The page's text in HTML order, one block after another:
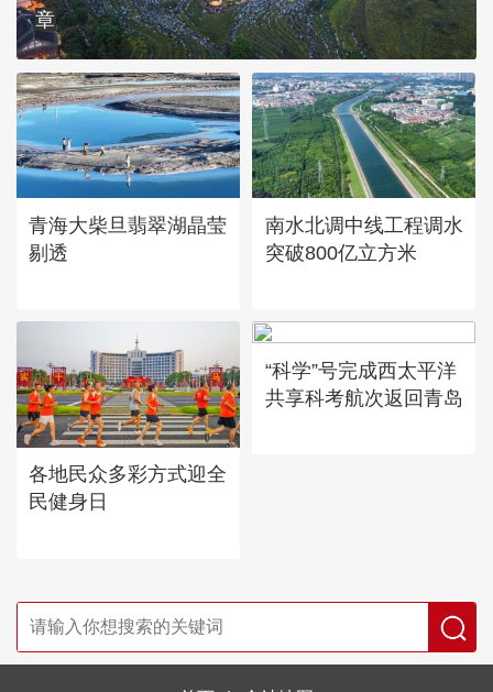
章
青海大柴旦翡翠湖晶莹
剔透
南水北调中线工程调水
突破800亿立方米
各地民众多彩方式迎全
民健身日
“科学”号完成西太平洋
共享科考航次返回青岛